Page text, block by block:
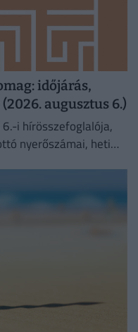
időjárás,
augusztus 6.)
i hírösszefoglalója,
nyerőszámai, heti